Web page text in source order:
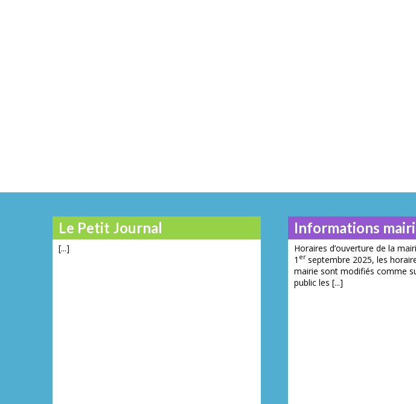
Le Petit Journal
[...]
Informations
Horaires d’ouverture de la
1 erseptembre 2025, les
mairie sont modifiés comme
public les [...]